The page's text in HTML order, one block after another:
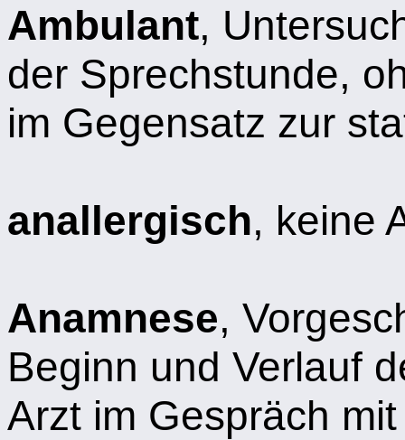
Ambulant,
der Sprechstunde,
im Gegensatz zur
anallergisch, keine
Anamnese,
Beginn und Verlauf
Arzt im Gespräch